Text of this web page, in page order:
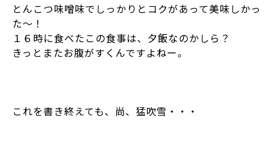
とんこつ味噌味でしっかりとコクがあって美味しかっ
た～！
１６時に食べたこの食事は、夕飯なのかしら？
きっとまたお腹がすくんですよねー。
これを書き終えても、尚、猛吹雪・・・